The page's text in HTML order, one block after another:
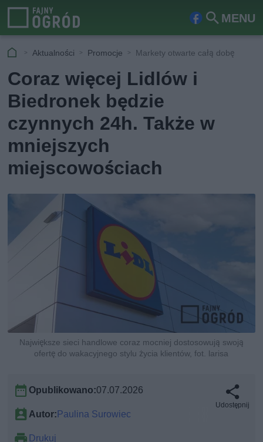
MENU
Fa
ook
Szu
kaj
Aktualności Promocje Markety otwarte całą dobę
Coraz więcej Lidlów i
Biedronek będzie
czynnych 24h. Także w
mniejszych
miejscowościach
Największe sieci handlowe coraz mocniej dostosowują swoją
ofertę do wakacyjnego stylu życia klientów, fot. larisa
Opublikowano:07.07.2026
Autor:Paulina Surowiec
Drukuj
Udostępnij